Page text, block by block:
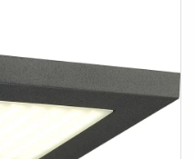
Classe de protection: I,
Détails de montage:
17.3 cm, Largeur:
lumineuse: direct,
asymétrique,
Durée de vie: 30000